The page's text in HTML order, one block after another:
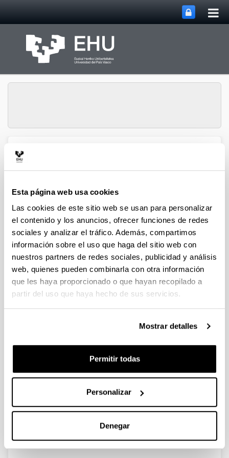
Esta página web usa cookies
Las cookies de este sitio web se usan para personalizar
el contenido y los anuncios, ofrecer funciones de redes
sociales y analizar el tráfico. Además, compartimos
información sobre el uso que haga del sitio web con
nuestros partners de redes sociales, publicidad y análisis
web, quienes pueden combinarla con otra información
que les haya proporcionado o que hayan recopilado a
partir del uso que haya hecho de sus servicios.
Mostrar detalles
Permitir todas
Personalizar
Denegar
Gestión de la
CONVOCATORIA DE AYUDAS A
GRUPOS DE INVESTIGACIÓN DE LA
UPV/EHU (2024). MODALIDAD I.
GRUPOS DE INVESTIGACION
UNIVERSITARIOS NUEVOS
Grupo de investigación
Listados
Resoluciones
Convocatorias anteriores
Datos de contacto
(Abre una nueva ventana)
Convocatoria(pdf, 316,84Kb)
(Abre una nueva ventana)
Enlace a la aplicación